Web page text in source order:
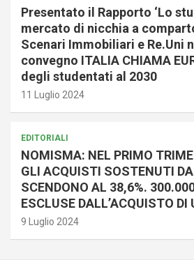
Presentato il Rapporto ‘Lo
mercato di nicchia a
Scenari Immobiliari e Re.Uni
convegno ITALIA CHIAMA
degli studentati al 2030
11 Luglio 2024
EDITORIALI
NOMISMA: NEL PRIMO
GLI ACQUISTI SOSTENUTI
SCENDONO AL 38,6%.
ESCLUSE DALL’ACQUISTO DI
9 Luglio 2024